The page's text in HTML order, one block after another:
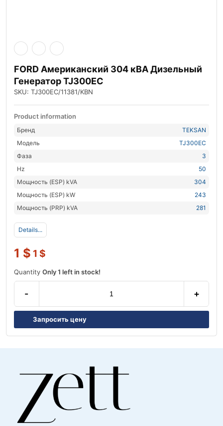
FORD Американский 304 кВА Дизельный
Генератор TJ300EC
SKU: TJ300EC/11381/KBN
Product information
Бренд
TEKSAN
Модель
TJ300EC
Фаза
3
Hz
50
Мощность (ESP) kVA
304
Мощность (ESP) kW
243
Мощность (PRP) kVA
281
Details...
1 $ 1 $
Quantity Only 1 left in stock!
- +
Запросить цену